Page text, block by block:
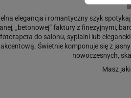
elegancja i romantyczny szyk
„betonowej” faktury z finezyjnymi,
do salonu, sypialni lub
Świetnie komponuje się z
nowoczesnych,
Masz